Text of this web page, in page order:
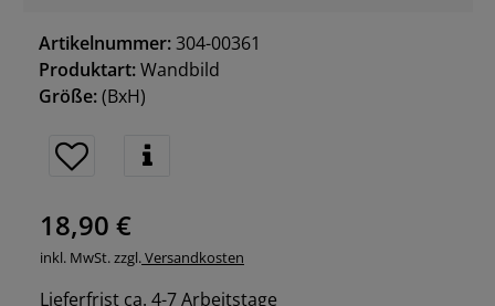
Artikelnummer:304-00361
Produktart:Wandbild
Größe:(BxH)
18,90 €
inkl. MwSt. zzgl.Versandkosten
Lieferfrist ca. 4-7 Arbeitstage